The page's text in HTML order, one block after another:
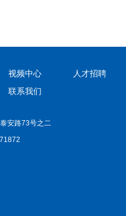
视频中心
人才招聘
联系我们
安路73号之二